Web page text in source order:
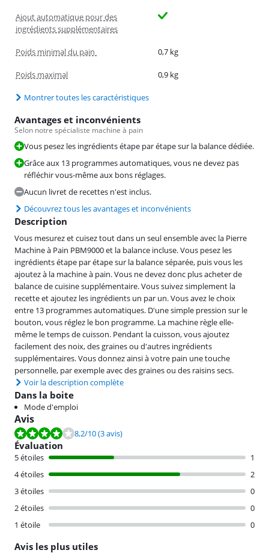
Ajout automatique pour des
ingrédients supplémentaires
Poids minimal du pain 0,7 kg
Poids maximal 0,9 kg
Montrer toutes les caractéristiques
Avantages et inconvénients
Selon notre spécialiste machine à pain
Vous pesez les ingrédients étape par étape sur la balance dédiée.
Grâce aux 13 programmes automatiques, vous ne devez pas
réfléchir vous-même aux bons réglages.
Aucun livret de recettes n'est inclus.
Découvrez tous les avantages et inconvénients
Description
Vous mesurez et cuisez tout dans un seul ensemble avec la Pierre
Machine à Pain PBM9000 et la balance incluse. Vous pesez les
ingrédients étape par étape sur la balance séparée, puis vous les
ajoutez à la machine à pain. Vous ne devez donc plus acheter de
balance de cuisine supplémentaire. Vous suivez simplement la
recette et ajoutez les ingrédients un par un. Vous avez le choix
entre 13 programmes automatiques. D'une simple pression sur le
bouton, vous réglez le bon programme. La machine règle elle-
même le temps de cuisson. Pendant la cuisson, vous ajoutez
facilement des noix, des graines ou d'autres ingrédients
supplémentaires. Vous donnez ainsi à votre pain une touche
personnelle, par exemple avec des graines ou des raisins secs.
Voir la description complète
Dans la boite
Mode d'emploi
Avis
La note est de 8,2 sur 10, basée sur 3 avis.
8,2/10(3 avis)
Évaluation
5 étoiles
1
4 étoiles
2
3 étoiles
0
2 étoiles
0
1 étoile
0
Avis les plus utiles